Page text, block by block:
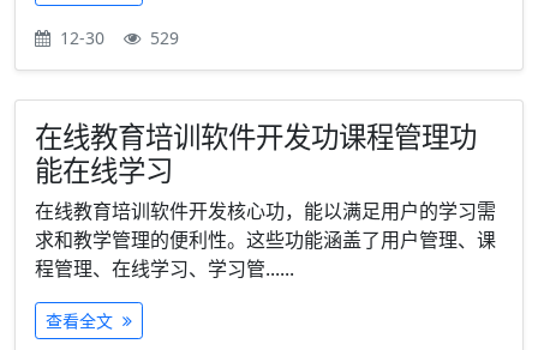
12-30 529
在线教育培训软件开发功课程管理功
能在线学习
在线教育培训软件开发核心功，能以满足用户的学习需
求和教学管理的便利性。这些功能涵盖了用户管理、课
程管理、在线学习、学习管......
查看全文